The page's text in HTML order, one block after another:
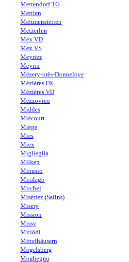
Mettendorf TG
Mettlen
Mettmenstetten
Metzerlen
Mex VD
Mex VS
Meyriez
Meyrin
Mézery-près-Donneloye
Mézières FR
Mézières VD
Mezzovico
Middes
Miécourt
Miège
Mies
Miex
Miglieglia
Milken
Minusio
Miralago
Mirchel
Misériez (Salins)
Misery
Mission
Missy
Mitlödi
Mittelhäusern
Mogelsberg
Moghegno